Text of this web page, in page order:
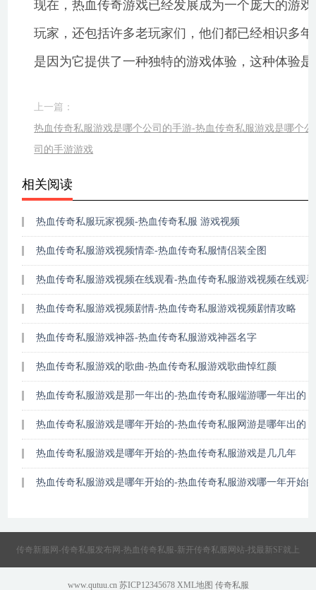
现在，热血传奇游戏已经发展成为一个庞大的游
玩家，还包括许多老玩家们，他们都已经相识多
是因为它提供了一种独特的游戏体验，这种体验
上一篇：
热血传奇私服游戏是哪个公司的手游-热血传奇私服游戏是哪个公
司的手游游戏
相关阅读
热血传奇私服玩家视频-热血传奇私服 游戏视频
热血传奇私服游戏视频情牵-热血传奇私服情侣装全图
热血传奇私服游戏视频在线观看-热血传奇私服游戏视频在线观
热血传奇私服游戏视频剧情-热血传奇私服游戏视频剧情攻略
热血传奇私服游戏神器-热血传奇私服游戏神器名字
热血传奇私服游戏的歌曲-热血传奇私服游戏歌曲悼红颜
热血传奇私服游戏是那一年出的-热血传奇私服端游哪一年出的
热血传奇私服游戏是哪年开始的-热血传奇私服网游是哪年出的
热血传奇私服游戏是哪年开始的-热血传奇私服游戏是几几年
热血传奇私服游戏是哪年开始的-热血传奇私服游戏哪一年开始的
传奇新服网-传奇私服发布网-热血传奇私服-新开传奇私服网站-找最新SF就上
www.qutuu.cn 苏ICP12345678 XML地图 传奇私服